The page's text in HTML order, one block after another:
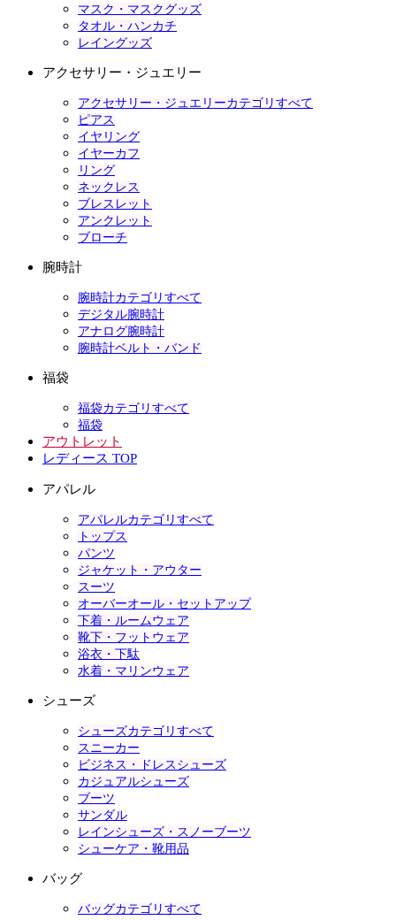
マスク・マスクグッズ
タオル・ハンカチ
レイングッズ
アクセサリー・ジュエリー
アクセサリー・ジュエリーカテゴリすべて
ピアス
イヤリング
イヤーカフ
リング
ネックレス
ブレスレット
アンクレット
ブローチ
腕時計
腕時計カテゴリすべて
デジタル腕時計
アナログ腕時計
腕時計ベルト・バンド
福袋
福袋カテゴリすべて
福袋
アウトレット
レディース TOP
アパレル
アパレルカテゴリすべて
トップス
パンツ
ジャケット・アウター
スーツ
オーバーオール・セットアップ
下着・ルームウェア
靴下・フットウェア
浴衣・下駄
水着・マリンウェア
シューズ
シューズカテゴリすべて
スニーカー
ビジネス・ドレスシューズ
カジュアルシューズ
ブーツ
サンダル
レインシューズ・スノーブーツ
シューケア・靴用品
バッグ
バッグカテゴリすべて